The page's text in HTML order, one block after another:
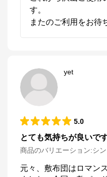
す。
またのご利用をお待
yet
5.0
とても気持ちが良いで
商品のバリエーション:シ
元々、敷布団はロマン